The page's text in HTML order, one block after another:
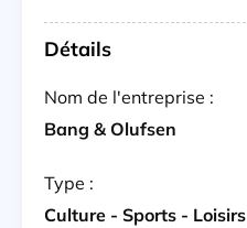
Détails
Nom de l'entreprise :
Bang & Olufsen
Type :
Culture - Sports - Loisirs